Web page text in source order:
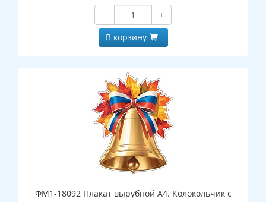
−
+
В корзину
ФМ1-18092 Плакат вырубной А4. Колокольчик с